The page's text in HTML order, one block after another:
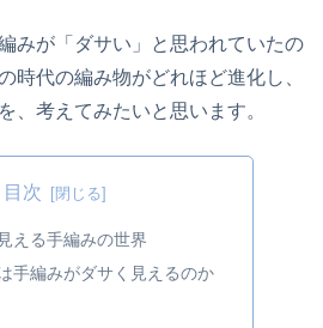
みが「ダサい」と思われていたの
時代の編み物がどれほど進化し、
、考えてみたいと思います。
目次
える手編みの世界
手編みがダサく見えるのか